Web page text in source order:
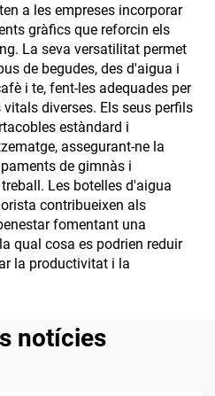
a les empreses incorporar
gràfics que reforcin els
La seva versatilitat permet
de begudes, des d'aigua i
i te, fent-les adequades per
diverses. Els seus perfils
estàndard i
assegurant-ne la
de gimnàs i
Les botelles d'aigua
contribueixen als
fomentant una
qual cosa es podrien reduir
la productivitat i la
notícies